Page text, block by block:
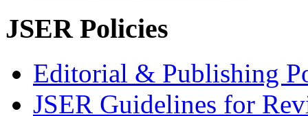
JSER Policies
Editorial & Publishing
JSER Guidelines for